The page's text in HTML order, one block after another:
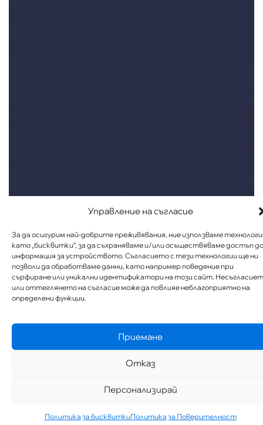
Управление на съгласие
За да осигурим най-добрите преживявания, ние използваме
като „бисквитки“, за да съхраняваме и/или осъществяваме достъп до
информация за устройството. Съгласието с тези технологии ще ни
позволи да обработваме данни, като например поведение при
сърфиране или уникални идентификатори на този сайт.
или оттеглянето на съгласие може да повлияе неблагоприятно на
определени функции.
Приемане
Отказ
Персонализирай
Политика за бисквиткиПолитика за Поверителност